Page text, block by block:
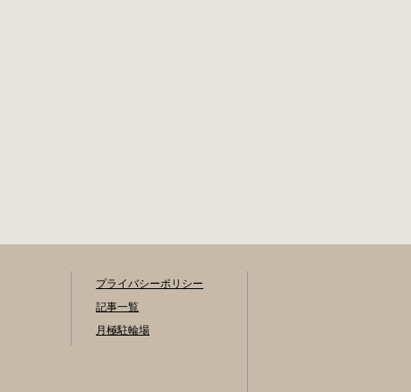
プライバシーポリシー
記事一覧
月極駐輪場